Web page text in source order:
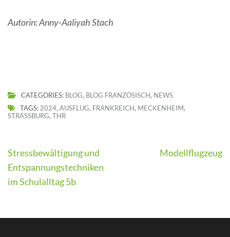
Autorin: Anny-Aaliyah Stach
CATEGORIES: BLOG, BLOG FRANZÖSISCH, NEWS
TAGS: 2024, AUSFLUG, FRANKREICH, MECKENHEIM,
STRASSBURG
, THR
Beitragsnavigation
Stressbewältigung und
Entspannungstechniken
im Schulalltag 5b
Modellflugzeug